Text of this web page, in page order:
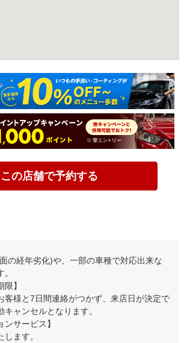
この店舗で予約する
の経年劣化)や、一部の車種で対応出来な
限】
客様と7日間連絡がつかず、来店日が決定で
キャンセルとなります。
ンサービス】
ます。